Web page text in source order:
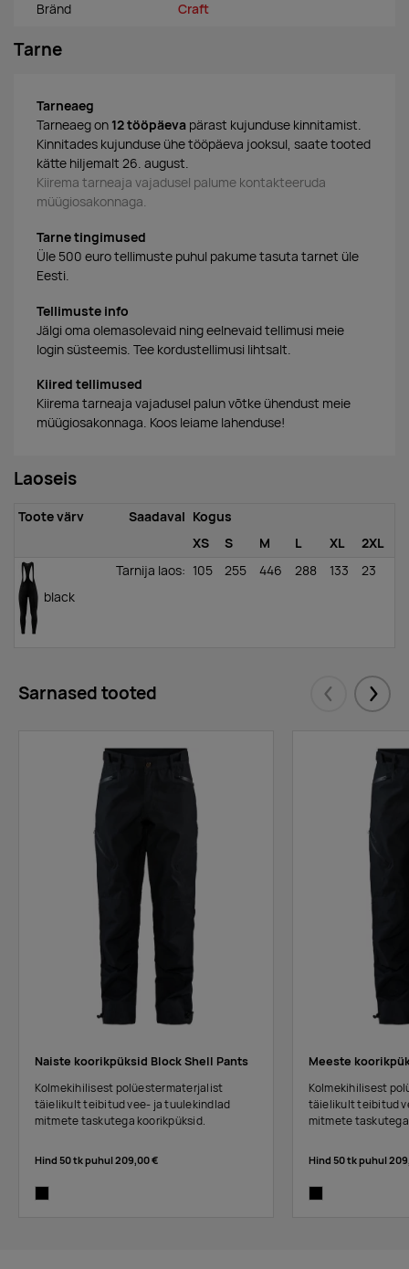
Bränd Craft
Tarne
Tarneaeg
Tarneaeg on 12 tööpäeva pärast kujunduse kinnitamist.
Kinnitades kujunduse ühe tööpäeva jooksul, saate tooted
kätte hiljemalt 26. august.
Kiirema tarneaja vajadusel palume kontakteeruda
müügiosakonnaga.
Tarne tingimused
Üle 500 euro tellimuste puhul pakume tasuta tarnet üle
Eesti.
Tellimuste info
Jälgi oma olemasolevaid ning eelnevaid tellimusi meie
login süsteemis. Tee kordustellimusi lihtsalt.
Kiired tellimused
Kiirema tarneaja vajadusel palun võtke ühendust meie
müügiosakonnaga. Koos leiame lahenduse!
Laoseis
Toote värv Saadaval Kogus
XS
S M L XL 2XL
black
Tarnija laos: 105 255 446 288 133 23
Sarnased tooted Eelmised
Naiste koorikpüksid Block Shell Pants
Kolmekihilisest polüestermaterjalist
täielikult teibitud vee- ja tuulekindlad
mitmete taskutega koorikpüksid.
Hind 50 tk puhul209,00 €
Meeste
Kolmekihilisest
täielikult teibitud
mitmete
Hind 50 tk puhul